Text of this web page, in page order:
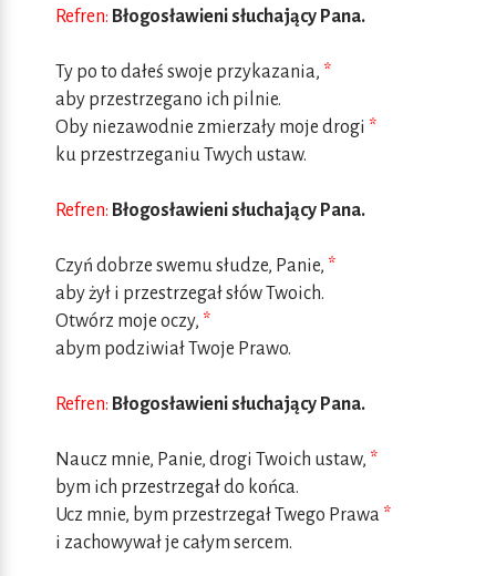
Refren: Błogosławieni słuchający Pana.
Ty po to dałeś swoje przykazania, *
aby przestrzegano ich pilnie.
Oby niezawodnie zmierzały moje drogi *
ku przestrzeganiu Twych ustaw.
Refren: Błogosławieni słuchający Pana.
Czyń dobrze swemu słudze, Panie, *
aby żył i przestrzegał słów Twoich.
Otwórz moje oczy, *
abym podziwiał Twoje Prawo.
Refren: Błogosławieni słuchający Pana.
Naucz mnie, Panie, drogi Twoich ustaw, *
bym ich przestrzegał do końca.
Ucz mnie, bym przestrzegał Twego Prawa *
i zachowywał je całym sercem.